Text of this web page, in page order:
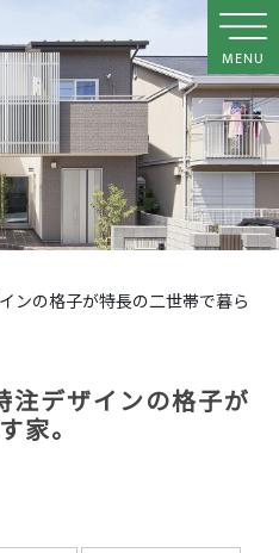
MENU
ンの格子が特長の二世帯で暮ら
注デザインの格子が
家。